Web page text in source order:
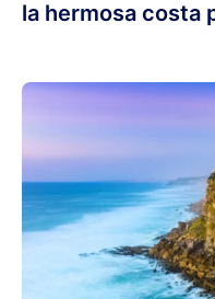
la hermosa costa